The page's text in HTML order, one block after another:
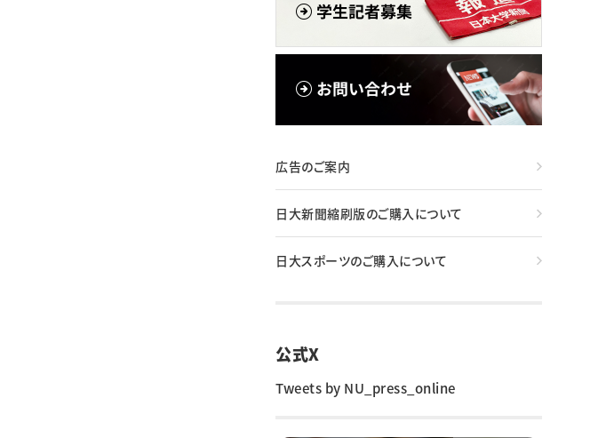
広告のご案内
日大新聞縮刷版のご購入について
日大スポーツのご購入について
公式X
Tweets by NU_press_online